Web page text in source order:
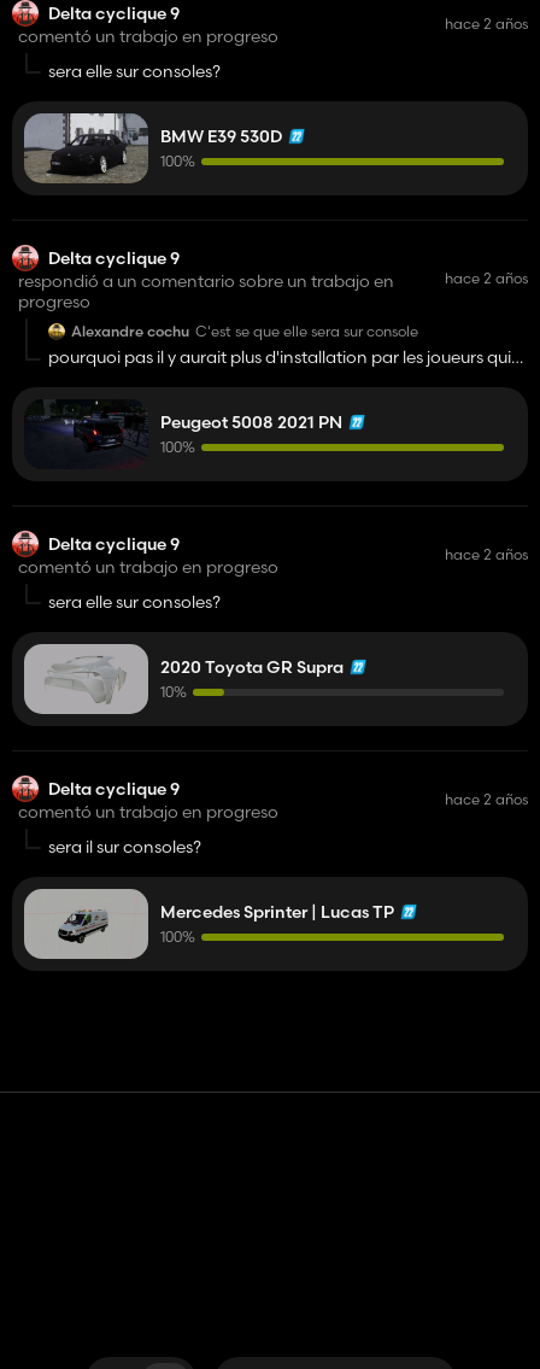
Delta cyclique 9
comentó un trabajo en progreso
hace 2 años
sera elle sur consoles?
BMW E39 530D
100%
Delta cyclique 9
respondió a un comentario sobre un trabajo en
progreso
hace 2 años
Alexandre cochu C'est se que elle sera sur console
pourquoi pas il y aurait plus d'installation par les joueurs qui
Peugeot 5008 2021 PN
100%
Delta cyclique 9
comentó un trabajo en progreso
hace 2 años
sera elle sur consoles?
2020 Toyota GR Supra
10%
Delta cyclique 9
comentó un trabajo en progreso
hace 2 años
sera il sur consoles?
Mercedes Sprinter | Lucas TP
100%